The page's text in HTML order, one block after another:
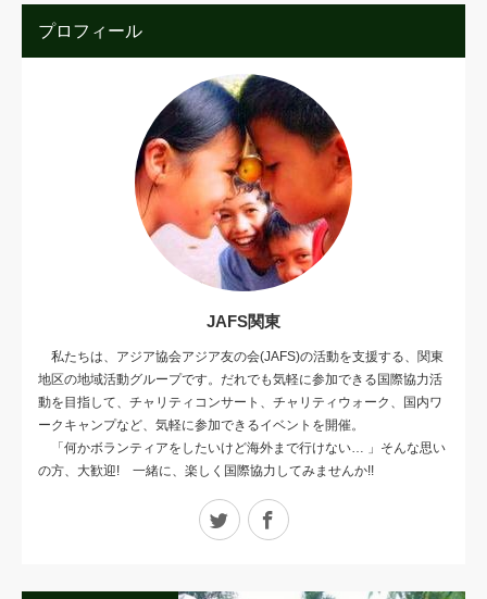
プロフィール
JAFS関東
私たちは、アジア協会アジア友の会(JAFS)の活動を支援する、関東
地区の地域活動グループです。だれでも気軽に参加できる国際協力活
動を目指して、チャリティコンサート、チャリティウォーク、国内ワ
ークキャンプなど、気軽に参加できるイベントを開催。
「何かボランティアをしたいけど海外まで行けない… 」そんな思い
の方、大歓迎! 一緒に、楽しく国際協力してみませんか!!
Twitter Facebook